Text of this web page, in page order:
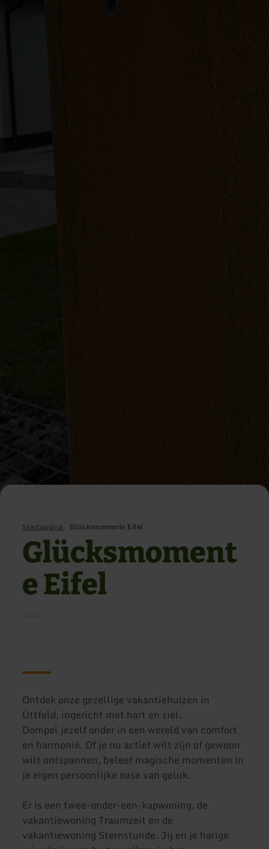
Startpagina Glücksmomente Eifel
Glücksmoment
e Eifel
Ontdek onze gezellige vakantiehuizen in
Üttfeld, ingericht met hart en ziel.
Dompel jezelf onder in een wereld van comfort
en harmonie. Of je nu actief wilt zijn of gewoon
wilt ontspannen, beleef magische momenten in
je eigen persoonlijke oase van geluk.
Er is een twee-onder-een-kapwoning, de
vakantiewoning Traumzeit en de
vakantiewoning Sternstunde. Jij en je harige